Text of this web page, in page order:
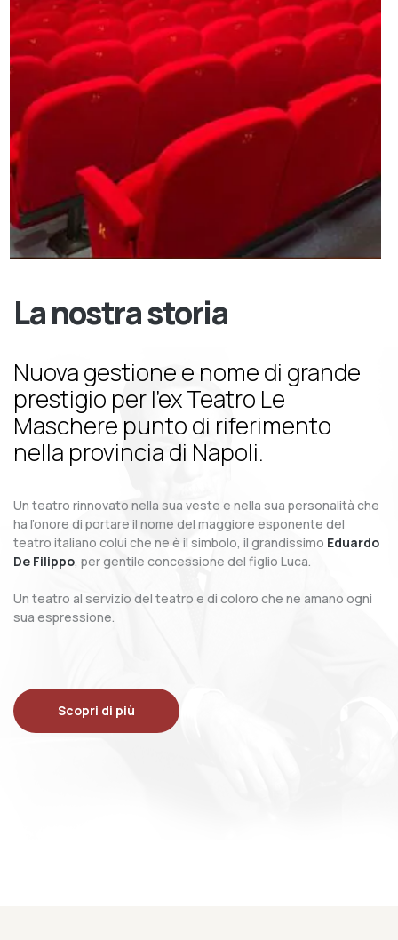
La nostra storia
Nuova gestione e nome di grande
prestigio per l’ex Teatro Le
Maschere punto di riferimento
nella provincia di Napoli.
Un teatro rinnovato nella sua veste e nella sua personalità che
ha l’onore di portare il nome del maggiore esponente del
teatro italiano colui che ne è il simbolo, il grandissimo Eduardo
De Filippo, per gentile concessione del figlio Luca.
Un teatro al servizio del teatro e di coloro che ne amano ogni
sua espressione.
Scopri di più